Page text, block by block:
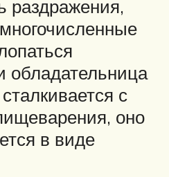
раздражения,
обладательница
с
оно
в виде